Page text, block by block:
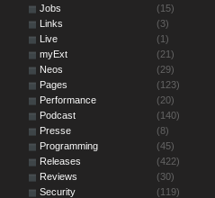
Jobs
(15)
Links
(3)
Live
(1)
myExt
(21)
Neos
(29)
Pages
(123)
Performance
(20)
Podcast
(140)
Presse
(8)
Programming
(45)
Releases
(422)
Reviews
(30)
Security
(119)